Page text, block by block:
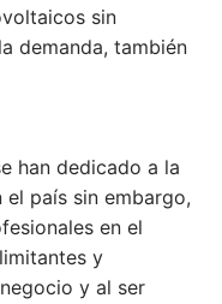
sin
demanda, también
han dedicado a la
el país sin embargo,
en el
y
y al ser